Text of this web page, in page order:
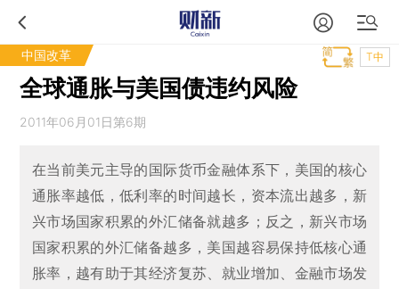
中国改革 T中
全球通胀与美国债违约风险
2011年06月01日第6期
在当前美元主导的国际货币金融体系下，美国的核心
通胀率越低，低利率的时间越长，资本流出越多，新
兴市场国家积累的外汇储备就越多；反之，新兴市场
国家积累的外汇储备越多，美国越容易保持低核心通
胀率，越有助于其经济复苏、就业增加、金融市场发